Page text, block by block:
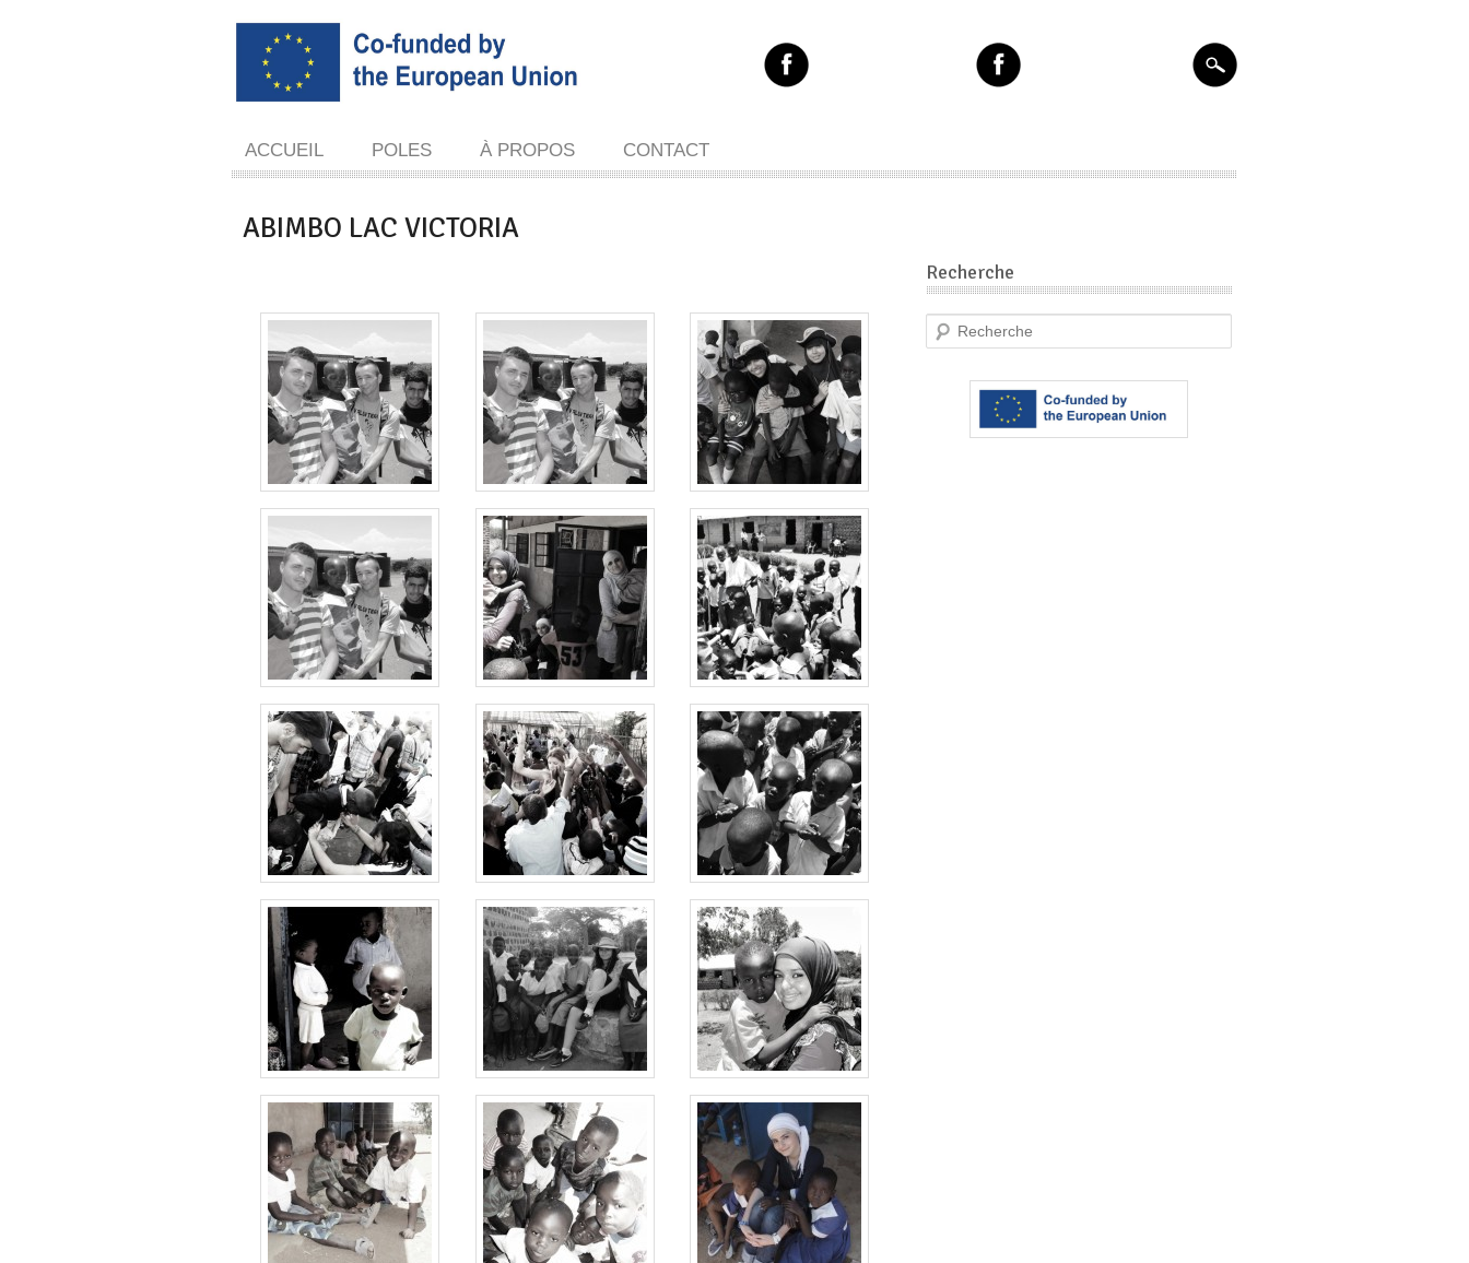
ACCUEIL POLES À PROPOS CONTACT
ABIMBO LAC VICTORIA
Recherche
Recherche